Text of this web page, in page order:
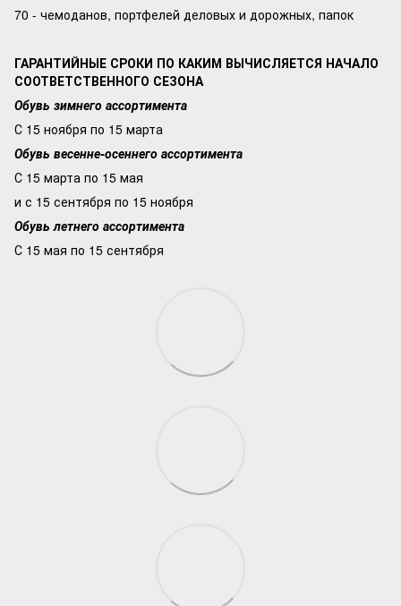
70 - чемоданов, портфелей деловых и дорожных, папок
ГАРАНТИЙНЫЕ СРОКИ ПО КАКИМ ВЫЧИСЛЯЕТСЯ НАЧАЛО
СООТВЕТСТВЕННОГО СЕЗОНА
Обувь зимнего ассортимента
С 15 ноября по 15 марта
Обувь весенне-осеннего ассортимента
С 15 марта по 15 мая
и с 15 сентября по 15 ноября
Обувь летнего ассортимента
С 15 мая по 15 сентября